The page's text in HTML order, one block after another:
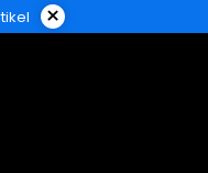
×